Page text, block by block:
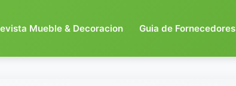
Mueble & Decoracion Guia de Fornecedores